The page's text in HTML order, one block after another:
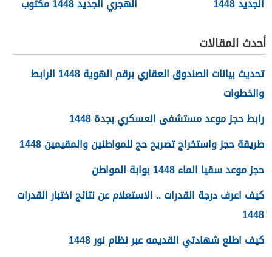
الجديد 1448
الهجري الجديد 1448 مكتوب
أحدث المقالات
تحديث بيانات الصندوق العقاري برقم الهوية 1448 الرابط
والخطوات
رابط حجز موعد مستشفى العسكري بجدة 1448
طريقة حجز واستخراج تصريح حج للمواطنين والمقيمين 1448
حجز موعد سقيا الماء 1448 بوابة المواطن
كيف اعرف درجة القدرات .. الاستعلام عن نتائج اختبار القدرات
1448
كيف اطلع شهادتي القديمه عبر نظام نور 1448